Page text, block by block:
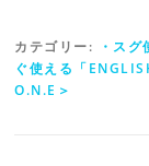
カテゴリー: ・ス
ぐ使える「
O.N.E＞